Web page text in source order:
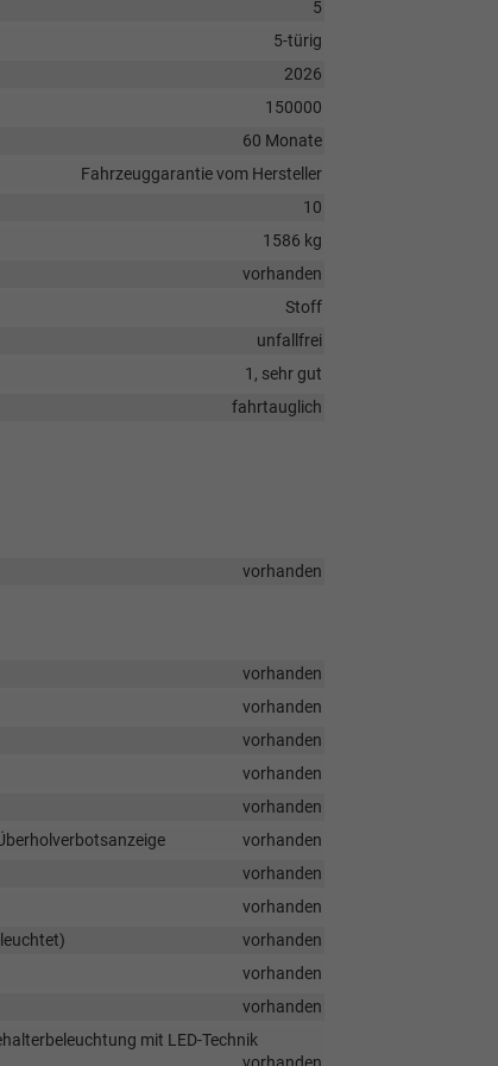
5
5-türig
2026
150000
60 Monate
Fahrzeuggarantie vom Hersteller
10
1586 kg
vorhanden
Stoff
unfallfrei
1, sehr gut
fahrtauglich
vorhanden
vorhanden
vorhanden
vorhanden
vorhanden
vorhanden
vorhanden
vorhanden
vorhanden
vorhanden
vorhanden
vorhanden
mit LED-Technik